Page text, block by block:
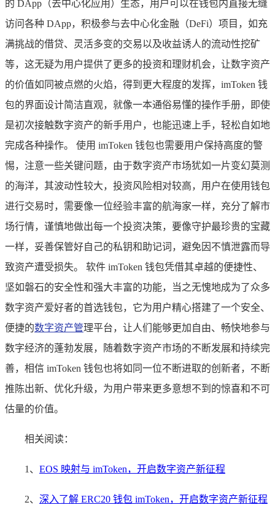
的 DApp（去中心化应用）生态，用户可以在钱包内直接无缝
访问各种 DApp，积极参与去中心化金融（DeFi）项目，如充
满挑战的借贷、灵活多变的交易以及收益诱人的流动性挖矿
等，这无疑为用户提供了更多的投资和理财机会，让数字资产
的价值如同被点燃的火焰，得到更大程度的发挥，imToken 钱
包的界面设计简洁直观，就像一本通俗易懂的操作手册，即使
是初次接触数字资产的新手用户，也能迅速上手，轻松自如地
完成各种操作。 使用 imToken 钱包也需要用户保持高度的警
惕，注意一些关键问题，由于数字资产市场犹如一片变幻莫测
的海洋，其波动性较大，投资风险相对较高，用户在使用钱包
进行交易时，需要像一位经验丰富的航海家一样，充分了解市
场行情，谨慎地做出每一个投资决策，要像守护最珍贵的宝藏
一样，妥善保管好自己的私钥和助记词，避免因不慎泄露而导
致资产遭受损失。 软件 imToken 钱包凭借其卓越的便捷性、
坚如磐石的安全性和强大丰富的功能，当之无愧地成为了众多
数字资产爱好者的首选钱包，它为用户精心搭建了一个安全、
便捷的数字资产管理平台，让人们能够更加自由、畅快地参与
数字经济的蓬勃发展，随着数字资产市场的不断发展和持续完
善，相信 imToken 钱包也将如同一位不断进取的创新者，不断
推陈出新、优化升级，为用户带来更多意想不到的惊喜和不可
估量的价值。
相关阅读：
1、 EOS 映射与 imToken，开启数字资产新征程
2、 深入了解 ERC20 钱包 imToken，开启数字资产新征程